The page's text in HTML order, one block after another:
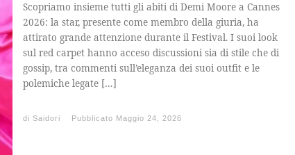
Scopriamo insieme tutti gli abiti di Demi Moore a Cannes
2026: la star, presente come membro della giuria, ha
attirato grande attenzione durante il Festival. I suoi look
sul red carpet hanno acceso discussioni sia di stile che di
gossip, tra commenti sull’eleganza dei suoi outfit e le
polemiche legate […]
di Saidori Pubblicato Maggio 24, 2026